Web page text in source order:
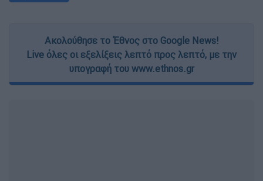
Ακολούθησε το Έθνος στο Google News!
Live όλες οι εξελίξεις λεπτό προς λεπτό, με την
υπογραφή του www.ethnos.gr